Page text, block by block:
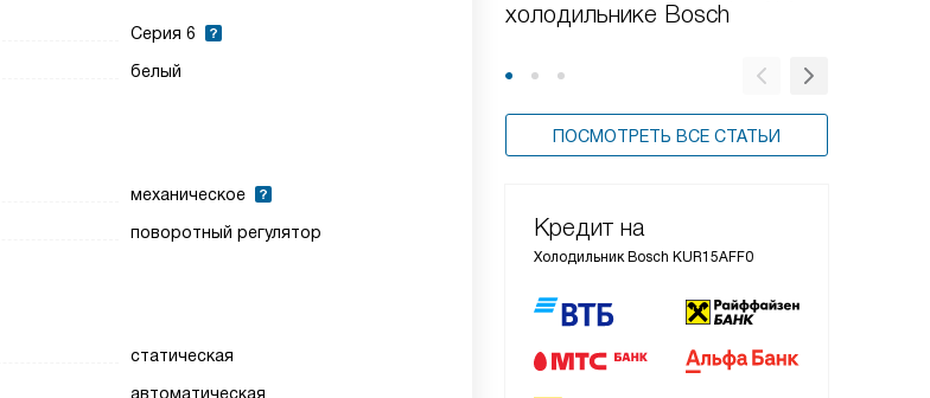
холодильнике Bosch
ПОСМОТРЕТЬ ВСЕ СТАТЬИ
Кредит на
Холодильник Bosch KUR15AFF0
Серия 6
белый
механическое
поворотный регулятор
статическая
автоматическая